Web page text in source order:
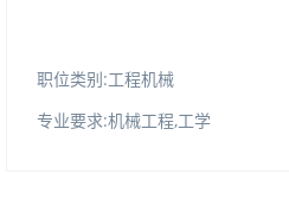
职位类别:工程机械
专业要求:机械工程,工学